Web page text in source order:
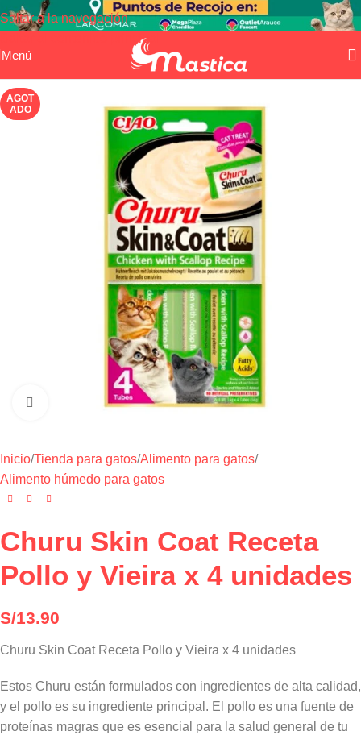
Saltar a la navegación
Saltar al contenido principal
Menú
AGOT
ADO
Haga clic para ampliar
Inicio/Tienda para gatos/Alimento para gatos/
Alimento húmedo para gatos
Churu Skin Coat Receta
Pollo y Vieira x 4 unidades
S/13.90
Churu Skin Coat Receta Pollo y Vieira x 4 unidades
Estos Churu están formulados con ingredientes de alta calidad,
y el pollo es su ingrediente principal. El pollo es una fuente de
proteínas magras que es esencial para la salud general de tu